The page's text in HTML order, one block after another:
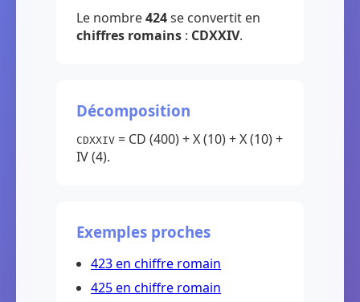
Le nombre424se convertit en
chiffres romains : CDXXIV.
Décomposition
CDXXIV = CD (400) + X (10) + X (10) +
IV (4).
Exemples proches
423 en chiffre romain
425 en chiffre romain